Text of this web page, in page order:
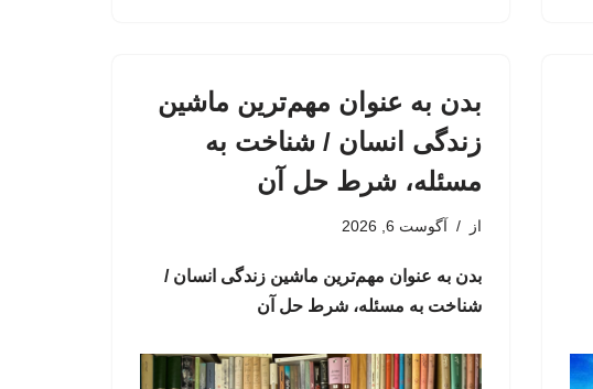
بدن به عنوان مهم‌ترین ماشین
زندگی انسان / شناخت به
مسئله، شرط حل آن
از آگوست 6, 2026
بدن به عنوان مهم‌ترین ماشین زندگی انسان /
شناخت به مسئله، شرط حل آن